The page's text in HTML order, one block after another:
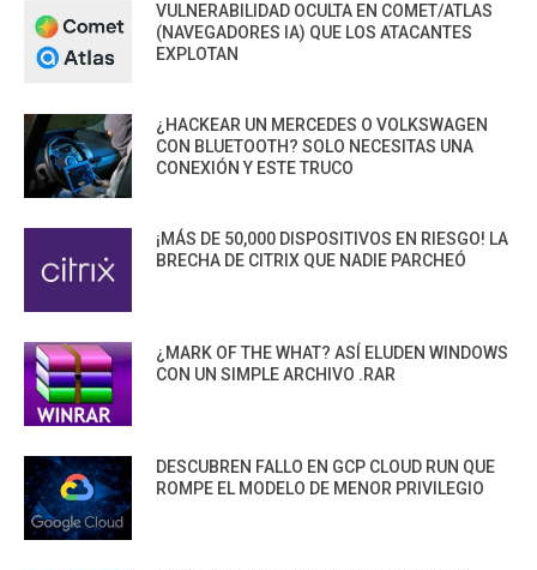
VULNERABILIDAD OCULTA EN COMET/ATLAS
(NAVEGADORES IA) QUE LOS ATACANTES
EXPLOTAN
¿HACKEAR UN MERCEDES O VOLKSWAGEN
CON BLUETOOTH? SOLO NECESITAS UNA
CONEXIÓN Y ESTE TRUCO
¡MÁS DE 50,000 DISPOSITIVOS EN RIESGO! LA
BRECHA DE CITRIX QUE NADIE PARCHEÓ
¿MARK OF THE WHAT? ASÍ ELUDEN WINDOWS
CON UN SIMPLE ARCHIVO .RAR
DESCUBREN FALLO EN GCP CLOUD RUN QUE
ROMPE EL MODELO DE MENOR PRIVILEGIO